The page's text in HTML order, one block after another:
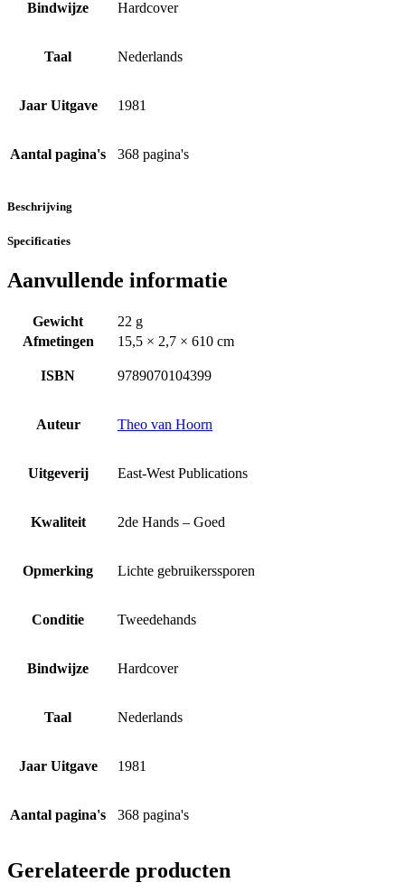
Bindwijze Hardcover
Taal Nederlands
Jaar Uitgave 1981
Aantal pagina's 368 pagina's
Beschrijving
Specificaties
Aanvullende informatie
Gewicht
22 g
Afmetingen
15,5 × 2,7 × 610 cm
ISBN 9789070104399
Auteur Theo van Hoorn
Uitgeverij East-West Publications
Kwaliteit 2de Hands – Goed
Opmerking Lichte gebruikerssporen
Conditie Tweedehands
Bindwijze Hardcover
Taal Nederlands
Jaar Uitgave 1981
Aantal pagina's 368 pagina's
Gerelateerde producten